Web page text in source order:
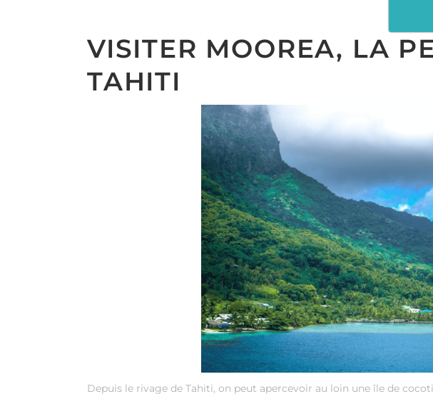
VISITER MOOREA, LA
TAHITI
Depuis le rivage de Tahiti, on peut apercevoir au loin une île de